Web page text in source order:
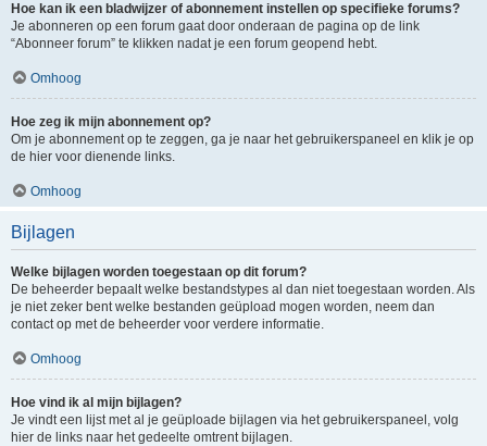
Hoe kan ik een bladwijzer of abonnement instellen op specifieke forums?
Je abonneren op een forum gaat door onderaan de pagina op de link
“Abonneer forum” te klikken nadat je een forum geopend hebt.
Omhoog
Hoe zeg ik mijn abonnement op?
Om je abonnement op te zeggen, ga je naar het gebruikerspaneel en klik je op
de hier voor dienende links.
Omhoog
Bijlagen
Welke bijlagen worden toegestaan op dit forum?
De beheerder bepaalt welke bestandstypes al dan niet toegestaan worden. Als
je niet zeker bent welke bestanden geüpload mogen worden, neem dan
contact op met de beheerder voor verdere informatie.
Omhoog
Hoe vind ik al mijn bijlagen?
Je vindt een lijst met al je geüploade bijlagen via het gebruikerspaneel, volg
hier de links naar het gedeelte omtrent bijlagen.